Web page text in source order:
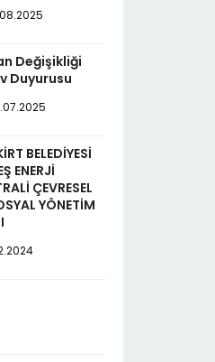
Değişikliği
Duyurusu
BELEDİYESİ
ENERJİ
ÇEVRESEL
YÖNETİM